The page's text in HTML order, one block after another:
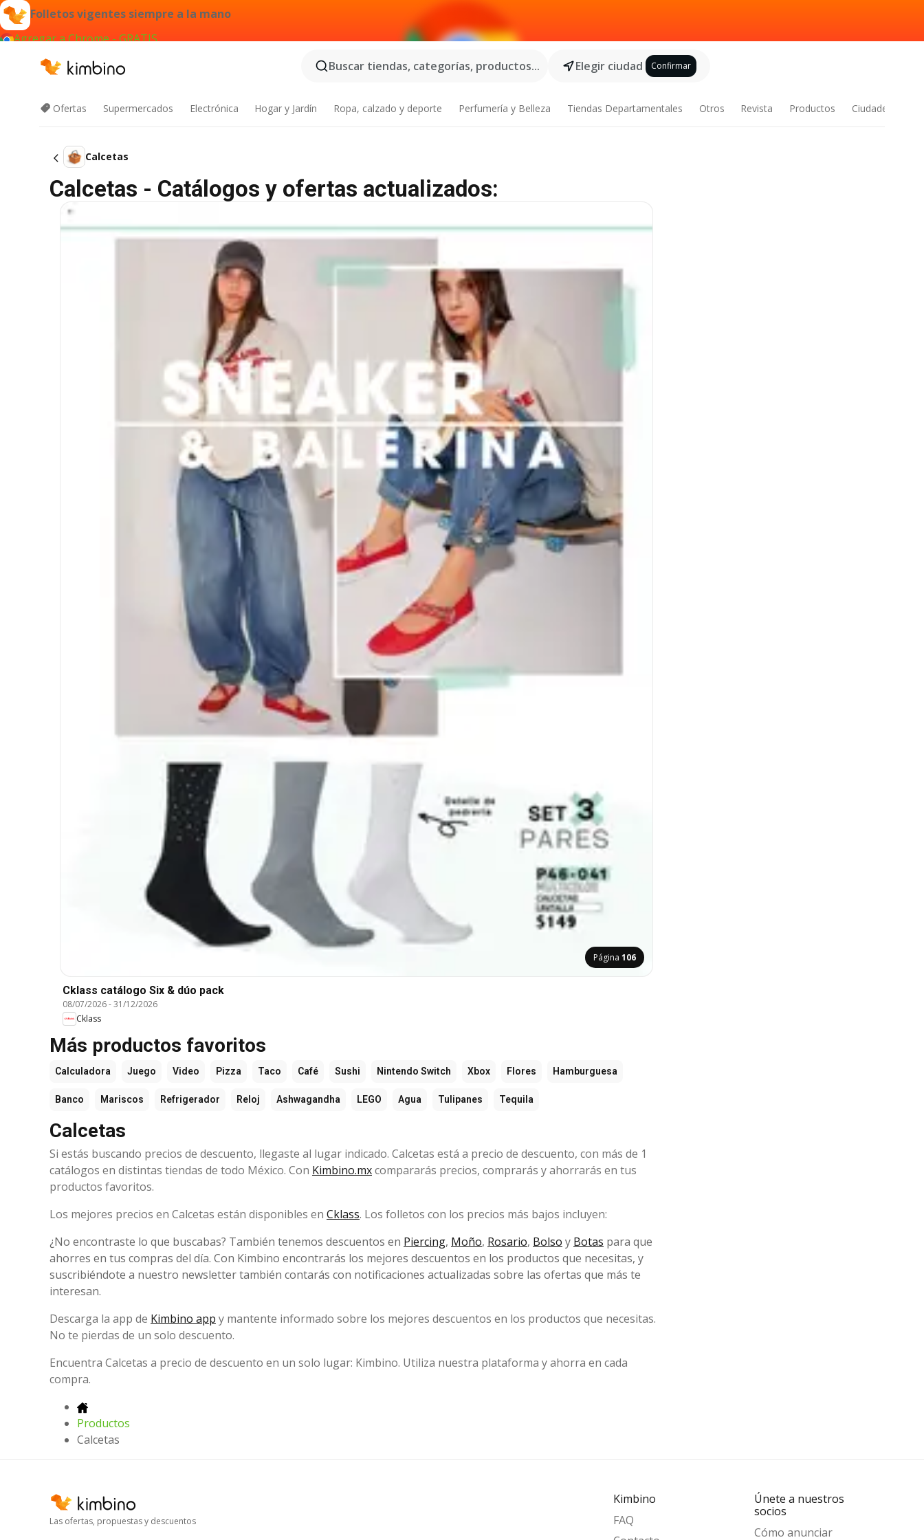
Folletos vigentes siempre a la mano
Agregar a Chrome - GRATIS
Buscar tiendas, categorías, productos...
Elegir ciudad Confirmar
Ofertas Supermercados Electrónica Hogar y Jardín Ropa, calzado y deporte Perfumería y Belleza Tiendas Departamentales Otros Revista Productos Ciudades
Calcetas
Calcetas - Catálogos y ofertas actualizados:
Página 106
Cklass catálogo Six & dúo pack
08/07/2026-31/12/2026
Cklass
Más productos favoritos
Calculadora Juego Video Pizza Taco Café Sushi Nintendo Switch Xbox Flores Hamburguesa
Banco Mariscos Refrigerador Reloj Ashwagandha LEGO Agua Tulipanes Tequila
Calcetas
Si estás buscando precios de descuento, llegaste al lugar indicado. Calcetas está a precio de descuento, con más de 1
catálogos en distintas tiendas de todo México. Con Kimbino.mxcompararás precios, comprarás y ahorrarás en tus
productos favoritos.
Los mejores precios en Calcetas están disponibles en Cklass. Los folletos con los precios más bajos incluyen:
¿No encontraste lo que buscabas? También tenemos descuentos en Piercing, Moño, Rosario, Bolso y Botas para que
ahorres en tus compras del día. Con Kimbino encontrarás los mejores descuentos en los productos que necesitas, y
suscribiéndote a nuestro newsletter también contarás con notificaciones actualizadas sobre las ofertas que más te
interesan.
Descarga la app de Kimbino app y mantente informado sobre los mejores descuentos en los productos que necesitas.
No te pierdas de un solo descuento.
Encuentra Calcetas a precio de descuento en un solo lugar: Kimbino. Utiliza nuestra plataforma y ahorra en cada
compra.
Productos
Calcetas
Las ofertas, propuestas y descuentos
Kimbino
FAQ
Únete a nuestros
socios
Cómo anunciar